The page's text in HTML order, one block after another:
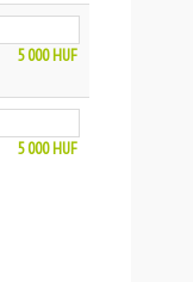
5 000HUF
5 000HUF